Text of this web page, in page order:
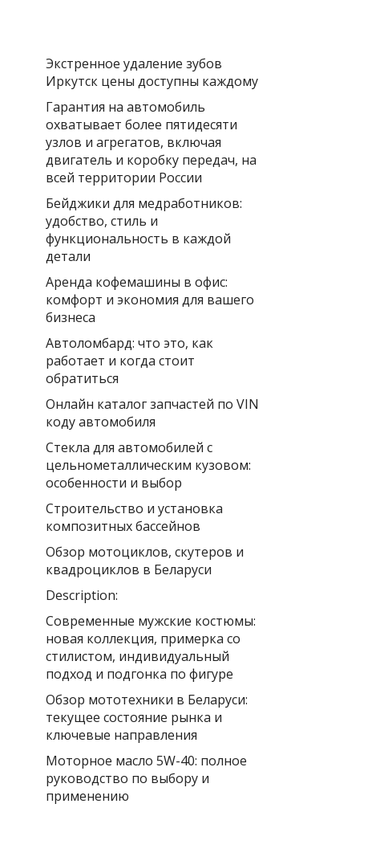
Экстренное удаление зубов
Иркутск цены доступны каждому
Гарантия на автомобиль
охватывает более пятидесяти
узлов и агрегатов, включая
двигатель и коробку передач, на
всей территории России
Бейджики для медработников:
удобство, стиль и
функциональность в каждой
детали
Аренда кофемашины в офис:
комфорт и экономия для вашего
бизнеса
Автоломбард: что это, как
работает и когда стоит
обратиться
Онлайн каталог запчастей по VIN
коду автомобиля
Стекла для автомобилей с
цельнометаллическим кузовом:
особенности и выбор
Строительство и установка
композитных бассейнов
Обзор мотоциклов, скутеров и
квадроциклов в Беларуси
Description:
Современные мужские костюмы:
новая коллекция, примерка со
стилистом, индивидуальный
подход и подгонка по фигуре
Обзор мототехники в Беларуси:
текущее состояние рынка и
ключевые направления
Моторное масло 5W-40: полное
руководство по выбору и
применению